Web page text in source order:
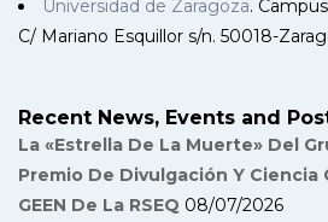
Universidad de Zaragoza.
C/ Mariano Esquillor s/n. 50018-
Recent News, Events and
La «Estrella De La Muerte» Del
Premio De Divulgación Y Ciencia
GEEN De La RSEQ 08/07/2026